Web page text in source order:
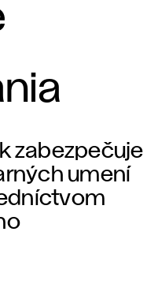
zabezpečuje
umení